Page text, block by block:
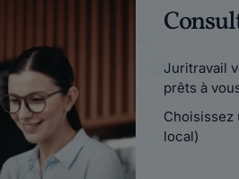
Juritravail
prêts à
Choisissez
local)